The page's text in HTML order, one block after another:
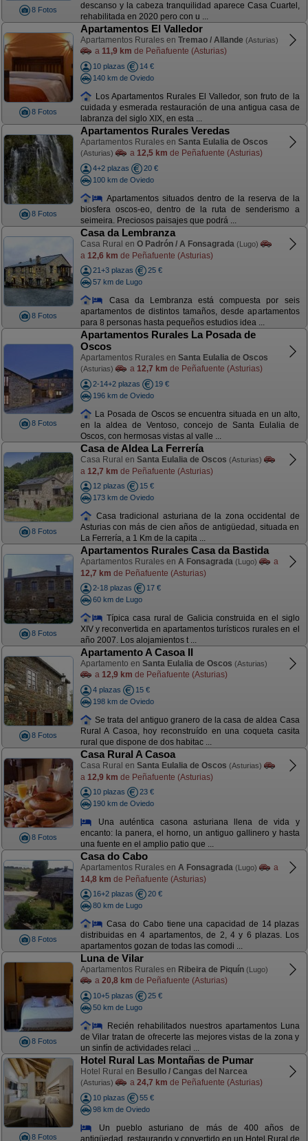
8 Fotos
descanso y la cabeza tranquilidad aparece Casa Cuartel,
rehabilitada en 2020 pero con u ...
8 Fotos
Apartamentos El Valledor
Apartamentos Rurales en Tremao / Allande (Asturias)
a 11,9 km de Peñafuente (Asturias)
10 plazas
14 €
140 km de Oviedo
Los Apartamentos Rurales El Valledor, son fruto de la
cuidada y esmerada restauración de una antigua casa de
labranza del siglo XIX, en esta ...
8 Fotos
Apartamentos Rurales Veredas
Apartamentos Rurales en Santa Eulalia de Oscos
(Asturias) a 12,5 km de Peñafuente (Asturias)
4+2 plazas
20 €
100 km de Oviedo
Apartamentos situados dentro de la reserva de la
biosfera oscos-eo, dentro de la ruta de senderismo a
seimeira. Preciosos paisajes que podrá ...
8 Fotos
Casa da Lembranza
Casa Rural en O Padrón / A Fonsagrada (Lugo)
a 12,6 km de Peñafuente (Asturias)
21+3 plazas
25 €
57 km de Lugo
Casa da Lembranza está compuesta por seis
apartamentos de distintos tamaños, desde apartamentos
para 8 personas hasta pequeños estudios idea ...
8 Fotos
Apartamentos Rurales La Posada de
Oscos
Apartamentos Rurales en Santa Eulalia de Oscos
(Asturias) a 12,7 km de Peñafuente (Asturias)
2-14+2 plazas
19 €
196 km de Oviedo
La Posada de Oscos se encuentra situada en un alto,
en la aldea de Ventoso, concejo de Santa Eulalia de
Oscos, con hermosas vistas al valle ...
8 Fotos
Casa de Aldea La Ferrería
Casa Rural en Santa Eulalia de Oscos (Asturias)
a 12,7 km de Peñafuente (Asturias)
12 plazas
15 €
173 km de Oviedo
Casa tradicional asturiana de la zona occidental de
Asturias con más de cien años de antigüedad, situada en
La Ferrería, a 1 Km de la capita ...
8 Fotos
Apartamentos Rurales Casa da Bastida
Apartamentos Rurales en A Fonsagrada (Lugo)
a
12,7 km de Peñafuente (Asturias)
2-18 plazas
17 €
60 km de Lugo
Típica casa rural de Galicia construida en el siglo
XIV y reconvertida en apartamentos turísticos rurales en el
año 2007. Los alojamientos t ...
8 Fotos
Apartamento A Casoa II
Apartamento en Santa Eulalia de Oscos (Asturias)
a 12,9 km de Peñafuente (Asturias)
4 plazas
15 €
198 km de Oviedo
Se trata del antiguo granero de la casa de aldea Casa
Rural A Casoa, hoy reconstruído en una coqueta casita
rural que dispone de dos habitac ...
8 Fotos
Casa Rural A Casoa
Casa Rural en Santa Eulalia de Oscos (Asturias)
a 12,9 km de Peñafuente (Asturias)
10 plazas
23 €
190 km de Oviedo
Una auténtica casona asturiana llena de vida y
encanto: la panera, el horno, un antiguo gallinero y hasta
una fuente en el amplio patio que ...
8 Fotos
Casa do Cabo
Apartamentos Rurales en A Fonsagrada (Lugo)
a
14,8 km de Peñafuente (Asturias)
16+2 plazas
20 €
80 km de Lugo
Casa do Cabo tiene una capacidad de 14 plazas
distribuidas en 4 apartamentos, de 2, 4 y 6 plazas. Los
apartamentos gozan de todas las comodi ...
8 Fotos
Luna de Vilar
Apartamentos Rurales en Ribeira de Piquín (Lugo)
a 20,8 km de Peñafuente (Asturias)
10+5 plazas
25 €
50 km de Lugo
Recién rehabilitados nuestros apartamentos Luna
de Vilar tratan de ofrecerte las mejores vistas de la zona y
un sinfín de actividades relaci ...
8 Fotos
Hotel Rural Las Montañas de Pumar
Hotel Rural en Besullo / Cangas del Narcea
(Asturias) a 24,7 km de Peñafuente (Asturias)
10 plazas
55 €
98 km de Oviedo
Un pueblo asturiano de más de 400 años de